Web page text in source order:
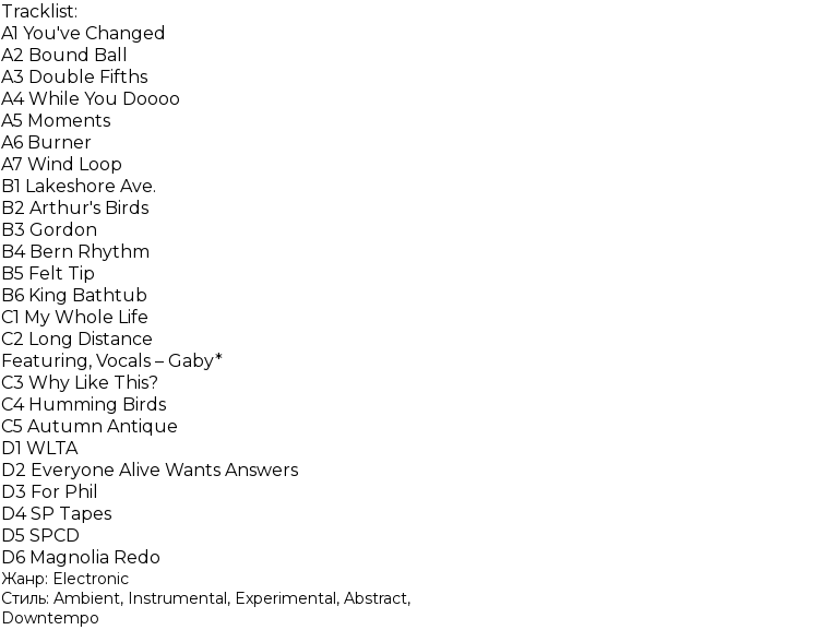
Tracklist:
A1 You've Changed
A2 Bound Ball
A3 Double Fifths
A4 While You Doooo
A5 Moments
A6 Burner
A7 Wind Loop
B1 Lakeshore Ave.
B2 Arthur's Birds
B3 Gordon
B4 Bern Rhythm
B5 Felt Tip
B6 King Bathtub
C1 My Whole Life
C2 Long Distance
Featuring, Vocals – Gaby*
C3 Why Like This?
C4 Humming Birds
C5 Autumn Antique
D1 WLTA
D2 Everyone Alive Wants Answers
D3 For Phil
D4 SP Tapes
D5 SPCD
D6 Magnolia Redo
Жанр: Electronic
Стиль: Ambient, Instrumental, Experimental, Abstract,
Downtempo